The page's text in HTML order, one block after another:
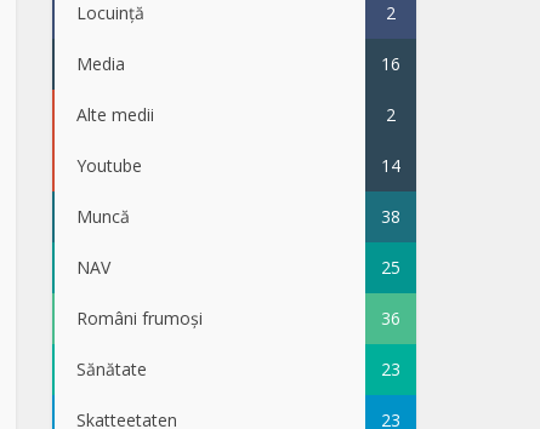
Locuință 2
Media 16
Alte medii 2
Youtube 14
Muncă 38
NAV 25
Români frumoși 36
Sănătate 23
Skatteetaten 23